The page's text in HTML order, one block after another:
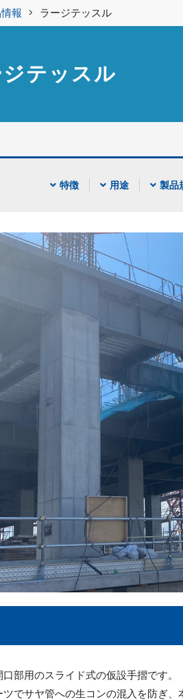
報 ラージテッスル
ジテッスル
特徴 用途 製品
口部用のスライド式の仮設手摺です。
ツでサヤ管への生コンの混入を防ぎ、